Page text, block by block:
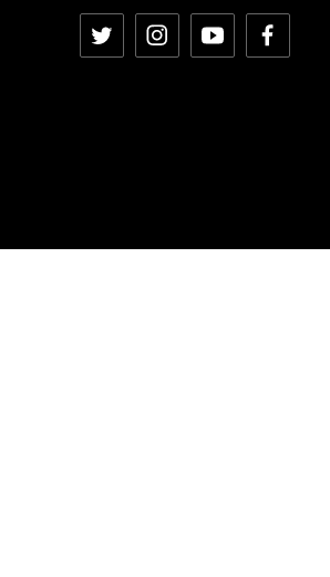
Twitter InstagramYouTubeFacebook